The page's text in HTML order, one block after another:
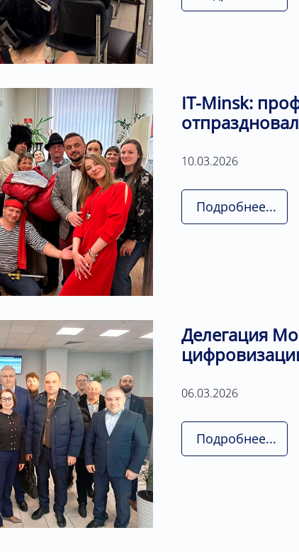
IT-Minsk:
10.03.2026
Подробнее...
Делегация
06.03.2026
Подробнее...